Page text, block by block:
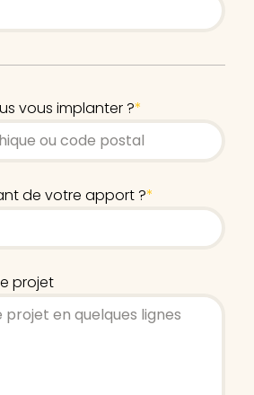
vous implanter ?*
de votre apport ?*
projet